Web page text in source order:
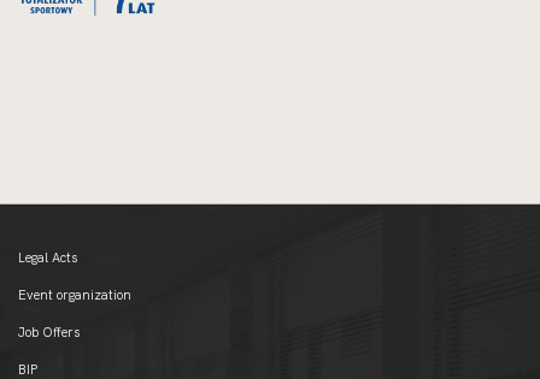
Legal Acts
Event organization
Job Offers
BIP